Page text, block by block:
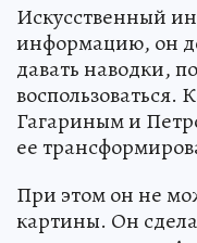
Искусственный
информацию, он
давать наводки,
воспользоваться.
Гагариным и
ее
При этом он не
картины. Он